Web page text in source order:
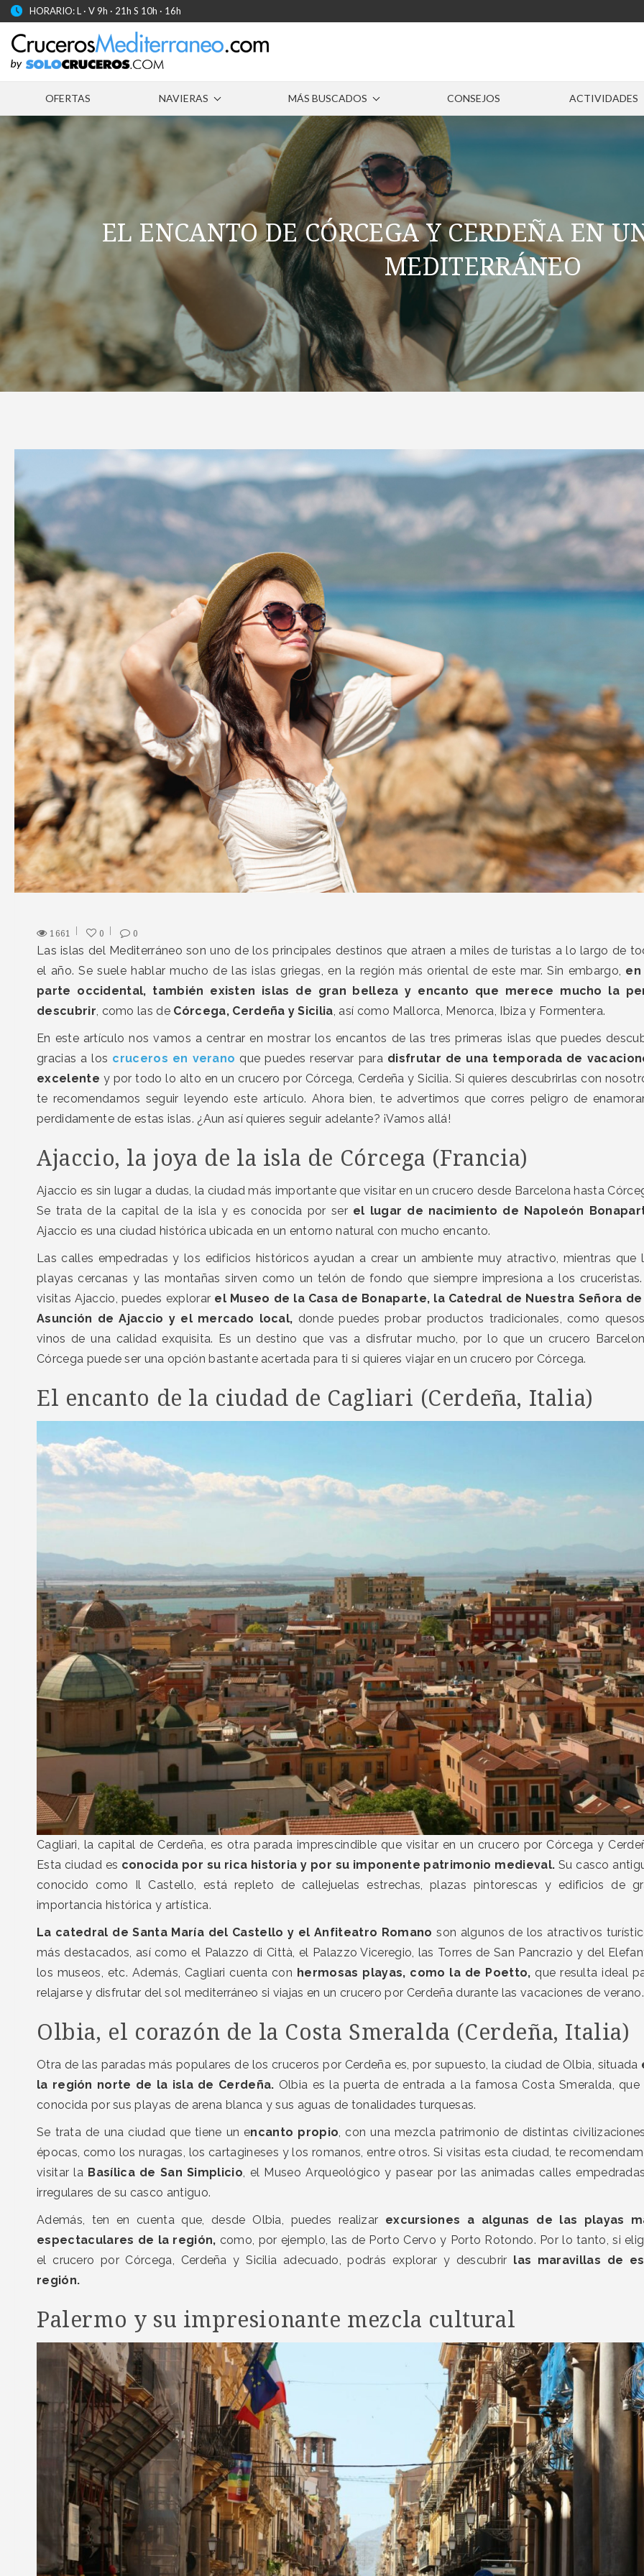
HORARIO: L · V 9h · 21h S 10h · 16h
OFERTAS NAVIERAS MÁS BUSCADOS CONSEJOS ACTIVIDADES
EL ENCANTO DE CÓRCEGA Y CERDEÑA EN
MEDITERRÁNEO
1661 0 0
Las islas del Mediterráneo son uno de los principales destinos que atraen a miles de turistas a lo largo de
el año. Se suele hablar mucho de las islas griegas, en la región más oriental de este mar. Sin embargo,
parte occidental, también existen islas de gran belleza y encanto que merece mucho la
descubrir, como las de Córcega, Cerdeña y Sicilia, así como Mallorca, Menorca, Ibiza y Formentera.
En este artículo nos vamos a centrar en mostrar los encantos de las tres primeras islas que puedes
gracias a los cruceros en verano que puedes reservar para disfrutar de una temporada de
excelente y por todo lo alto en un crucero por Córcega, Cerdeña y Sicilia. Si quieres descubrirlas con
te recomendamos seguir leyendo este artículo. Ahora bien, te advertimos que corres peligro de
perdidamente de estas islas. ¿Aun así quieres seguir adelante? ¡Vamos allá!
Ajaccio, la joya de la isla de Córcega (Francia)
Ajaccio es sin lugar a dudas, la ciudad más importante que visitar en un crucero desde Barcelona hasta
Se trata de la capital de la isla y es conocida por ser el lugar de nacimiento de Napoleón
Ajaccio es una ciudad histórica ubicada en un entorno natural con mucho encanto.
Las calles empedradas y los edificios históricos ayudan a crear un ambiente muy atractivo, mientras que
playas cercanas y las montañas sirven como un telón de fondo que siempre impresiona a los
visitas Ajaccio, puedes explorar el Museo de la Casa de Bonaparte, la Catedral de Nuestra Señora
Asunción de Ajaccio y el mercado local, donde puedes probar productos tradicionales, como
vinos de una calidad exquisita. Es un destino que vas a disfrutar mucho, por lo que un crucero
Córcega puede ser una opción bastante acertada para ti si quieres viajar en un crucero por Córcega.
El encanto de la ciudad de Cagliari (Cerdeña, Italia)
Cagliari, la capital de Cerdeña, es otra parada imprescindible que visitar en un crucero por Córcega y
Esta ciudad es conocida por su rica historia y por su imponente patrimonio medieval. Su casco
conocido como Il Castello, está repleto de callejuelas estrechas, plazas pintorescas y edificios de
importancia histórica y artística.
La catedral de Santa María del Castello y el Anfiteatro Romano son algunos de los atractivos
más destacados, así como el Palazzo di Città, el Palazzo Viceregio, las Torres de San Pancrazio y del
los museos, etc. Además, Cagliari cuenta con hermosas playas, como la de Poetto, que resulta ideal
relajarse y disfrutar del sol mediterráneo si viajas en un crucero por Cerdeña durante las vacaciones de
Olbia, el corazón de la Costa Smeralda (Cerdeña, Italia)
Otra de las paradas más populares de los cruceros por Cerdeña es, por supuesto, la ciudad de Olbia, situada
la región norte de la isla de Cerdeña. Olbia es la puerta de entrada a la famosa Costa Smeralda, que
conocida por sus playas de arena blanca y sus aguas de tonalidades turquesas.
Se trata de una ciudad que tiene un encanto propio , con una mezcla patrimonio de distintas
épocas, como los nuragas, los cartagineses y los romanos, entre otros. Si visitas esta ciudad, te
visitar la Basílica de San Simplicio , el Museo Arqueológico y pasear por las animadas calles
irregulares de su casco antiguo.
Además, ten en cuenta que, desde Olbia, puedes realizar excursiones a algunas de las playas
espectaculares de la región, como, por ejemplo, las de Porto Cervo y Porto Rotondo. Por lo tanto, si
el crucero por Córcega, Cerdeña y Sicilia adecuado, podrás explorar y descubrir las maravillas de
región.
Palermo y su impresionante mezcla cultural